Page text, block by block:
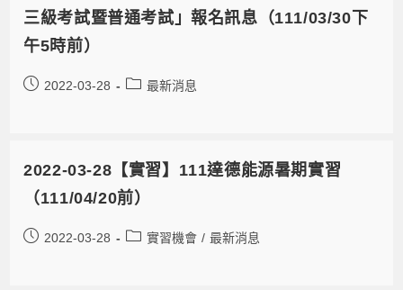
三級考試暨普通考試」報名訊息（111/03/30下
午5時前）
2022-03-28 最新消息
2022-03-28【實習】111達德能源暑期實習
（111/04/20前）
2022-03-28 實習機會 / 最新消息